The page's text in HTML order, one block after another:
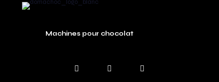
Machines pour chocolat